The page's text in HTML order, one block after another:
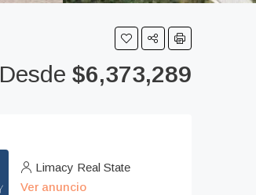
Desde $6,373,289
Limacy Real State
Ver anuncio